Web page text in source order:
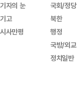
기자의 눈
기고
시사만평
국회/정당
북한
행정
국방/외교
정치일반